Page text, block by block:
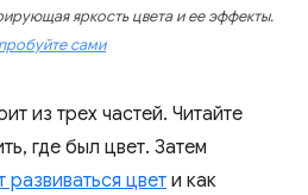
яркость цвета и ее эффекты.
сами
из трех частей. Читайте
где был цвет. Затем
развиваться цвет и как